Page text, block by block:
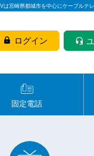
は宮崎県都城市を中心にケーブルテ
ログイン
固定電話